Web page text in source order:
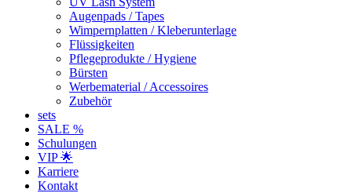
Augenpads / Tapes
Wimpernplatten / Kleberunterlage
Flüssigkeiten
Pflegeprodukte / Hygiene
Bürsten
Werbematerial / Accessoires
Zubehör
sets
SALE %
Schulungen
VIP 🌟
Karriere
Kontakt